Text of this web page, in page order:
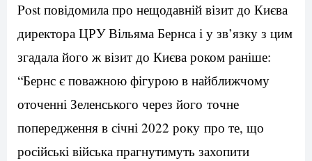
Post повідомила про нещодавній візит до Києва
директора ЦРУ Вільяма Бернса і у зв’язку з цим
згадала його ж візит до Києва роком раніше:
“Бернс є поважною фігурою в найближчому
оточенні Зеленського через його точне
попередження в січні 2022 року про те, що
російські війська прагнутимуть захопити